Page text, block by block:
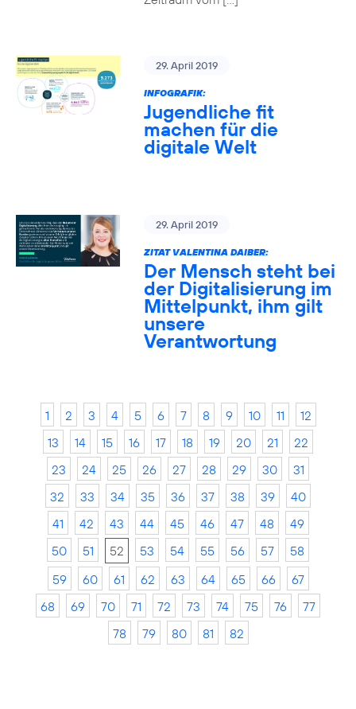
29. April 2019
INFOGRAFIK:
Jugendliche fit
machen für die
digitale Welt
29. April 2019
ZITAT VALENTINA DAIBER:
Der Mensch steht bei
der Digitalisierung im
Mittelpunkt, ihm gilt
unsere
Verantwortung
1 2 3 4 5 6 7 8 9 10 11
12
13
14 15 16 17 18 19 20 21
22
23
24 25 26 27 28 29 30
31
32
33 34 35 36 37 38 39
40
41
42 43 44 45 46 47 48
49
50
51 52 53 54 55 56 57
58
59
60 61 62 63 64 65 66
67
68
69 70 71 72 73 74 75 76
77
78
79 80 81 82